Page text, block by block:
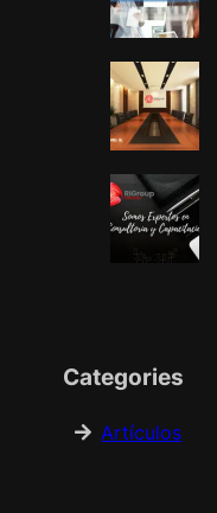
Categories
Artículos